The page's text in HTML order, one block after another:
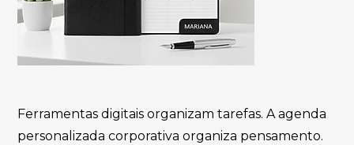
Ferramentas digitais organizam tarefas. A agenda
personalizada corporativa organiza pensamento.